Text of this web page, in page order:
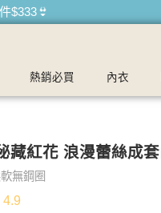
0元🚛
熱銷必買 內衣
藏紅花 浪漫蕾絲成
無鋼圈
4.9